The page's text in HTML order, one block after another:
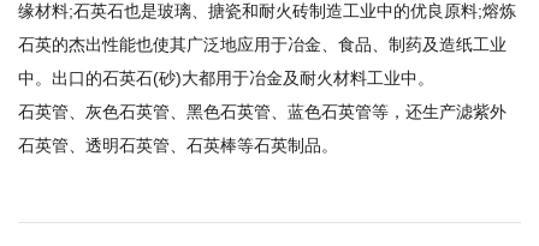
缘材料;石英石也是玻璃、搪瓷和耐火砖制造工业中的优良原料;熔炼
石英的杰出性能也使其广泛地应用于冶金、食品、制药及造纸工业
中。出口的石英石(砂)大都用于冶金及耐火材料工业中。
石英管、灰色石英管、黑色石英管、蓝色石英管等，还生产滤紫外
石英管、透明石英管、石英棒等石英制品。